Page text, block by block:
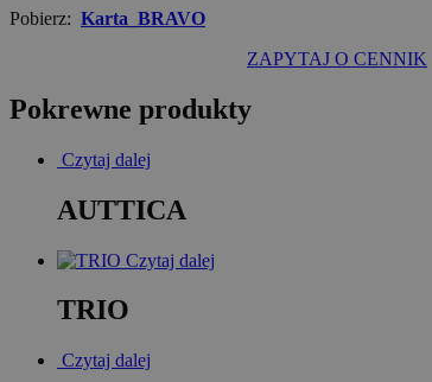
Pobierz: Karta_BRAVO
ZAPYTAJ O CENNIK
Pokrewne produkty
Czytaj dalej
AUTTICA
Czytaj dalej
TRIO
Czytaj dalej